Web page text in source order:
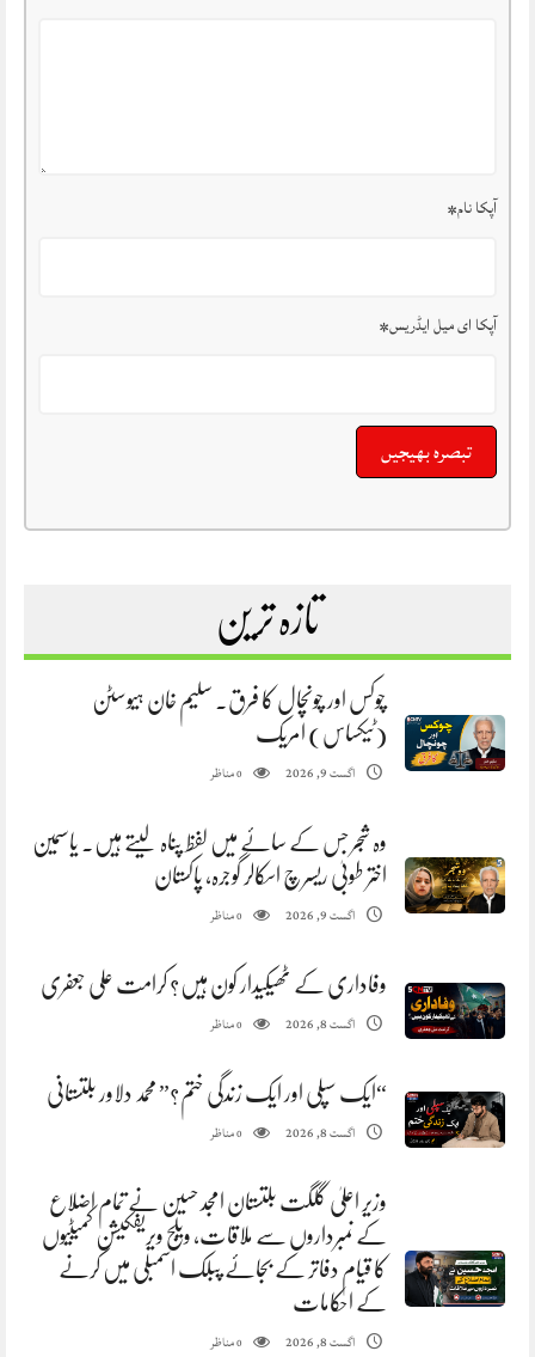
آپکا نام*
آپکا ای میل ایڈریس*
تازہ ترین
چوکس اور چونچال کا فرق. سلیم خان ہیوسٹن
(ٹیکساس) امریک
اگست 9, 2026 0مناظر
وہ شجر جس کے سائے میں لفظ پناہ لیتے ہیں. یاسمین
اختر طوبیٰ ریسرچ اسکالر گوجرہ، پاکستان
اگست 9, 2026 0مناظر
وفاداری کے ٹھیکیدار کون ہیں؟ کرامت علی جعفری
اگست 8, 2026 0مناظر
“ایک سپلی اور ایک زندگی ختم؟” محمد دلاور بلتستانی
اگست 8, 2026 0مناظر
وزیر اعلیٰ گلگت بلتستان امجد حسین نے تمام اضلاع
کے نمبرداروں سے ملاقات، ویلج ویریفکیشن کمیٹیوں
کا قیام دفاتر کے بجائے پبلک اسمبلی میں کرنے
کے احکامات
اگست 8, 2026 0مناظر